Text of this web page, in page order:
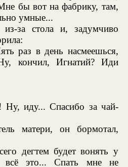
бы вот на фабрику, там,
умные...
за стола и, задумчиво
раз в день насмеешься,
кончил, Игнатий? Иди
иду... Спасибо за чай-
матери, он бормотал,
дегтем будет вонять у
всё это... Спать мне не